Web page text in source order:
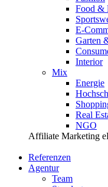
Food &
E-
Garten
Interior
Mix
Energie
Real
NGO
Affiliate Marketing
Referenzen
Agentur
Team